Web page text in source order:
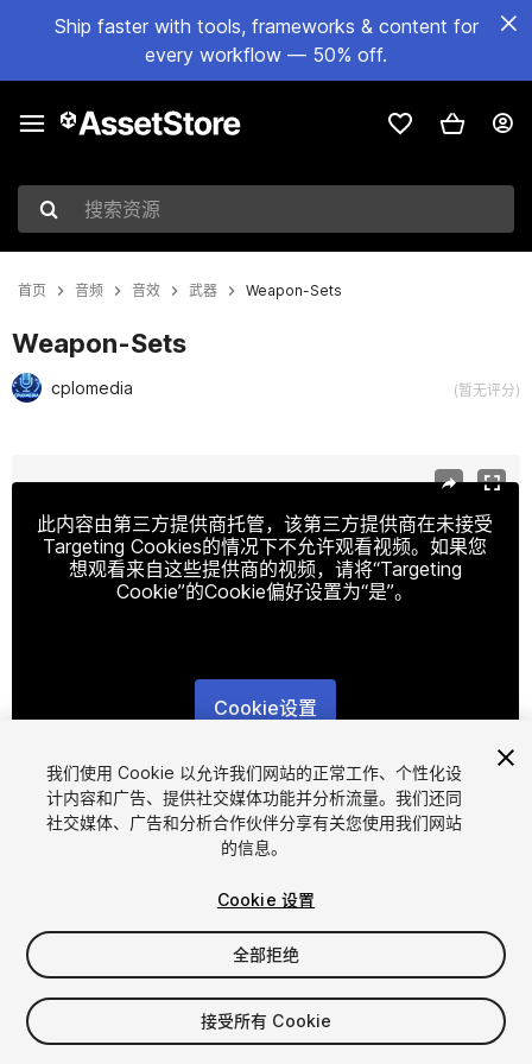
Ship faster with tools, frameworks & content for
every workflow — 50% off.
搜索资源
首页 音频 音效 武器 Weapon-Sets
Weapon-Sets
cplomedia (暂无评分)
此内容由第三方提供商托管，该第三方提供商在未接受
Targeting Cookies的情况下不允许观看视频。如果您
想观看来自这些提供商的视频，请将“Targeting
Cookie”的Cookie偏好设置为“是”。
Cookie设置
1/46
$10
增值税将在结算时计算
我们使用 Cookie 以允许我们网站的正常工作、个性化设
计内容和广告、提供社交媒体功能并分析流量。我们还同
社交媒体、广告和分析合作伙伴分享有关您使用我们网站
的信息。
Cookie 设置
全部拒绝
接受所有 Cookie